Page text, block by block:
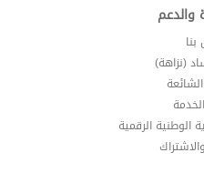
والدعم
(نزاهة)
الوطنية الرقمية